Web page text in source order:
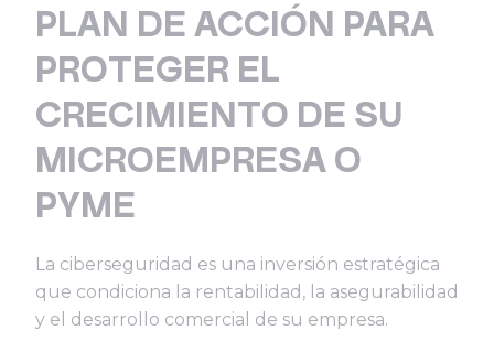
PLAN DE ACCIÓN PARA
PROTEGER EL
CRECIMIENTO DE SU
MICROEMPRESA O
PYME
La ciberseguridad es una inversión estratégica
que condiciona la rentabilidad, la asegurabilidad
y el desarrollo comercial de su empresa.